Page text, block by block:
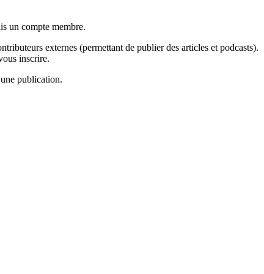
un compte membre.
externes (permettant de publier des articles et podcasts).
inscrire.
publication.